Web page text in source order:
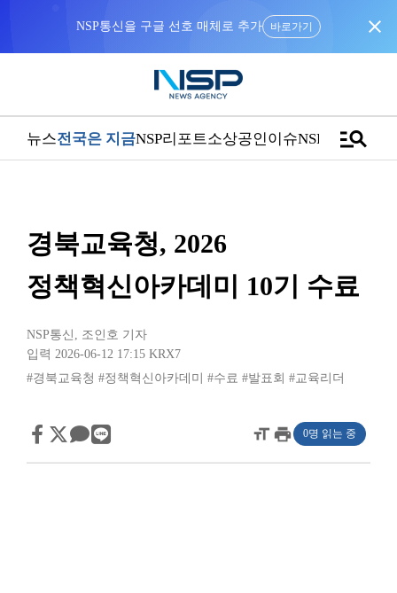
NSP통신을 구글 선호 매체로 추가 바로가기 close
뉴스전국은 지금NSP리포트소상공인이슈NSPTVmanage_search
경북교육청, 2026
정책혁신아카데미 10기 수료
NSP통신 , 조인호 기자
입력 2026-06-12 17:15 KRX7
#경북교육청 #정책혁신아카데미 #수료 #발표회 #교육리더
format_sizeprint 0명 읽는 중